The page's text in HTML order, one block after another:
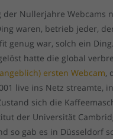
der Nullerjahre Webcams
waren, betrieb jeder,
genug war, solch ein
hatte die global
ersten Webcam,
live ins Netz streamte, in
sich die
der Universität
so gab es in Düsseldorf